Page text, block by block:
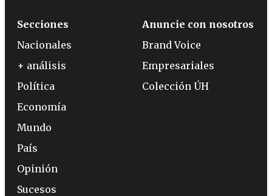
Secciones
Nacionales
+ análisis
Política
Economía
Mundo
País
Opinión
Sucesos
Anuncie con nosotros
Brand Voice
Empresariales
Colección ÚH